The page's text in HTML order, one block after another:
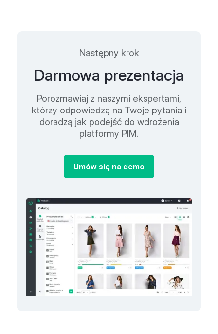
Następny krok
Darmowa prezentacja
Porozmawiaj z naszymi ekspertami,
którzy odpowiedzą na Twoje pytania i
doradzą jak podejść do wdrożenia
platformy PIM.
Umów się na demo